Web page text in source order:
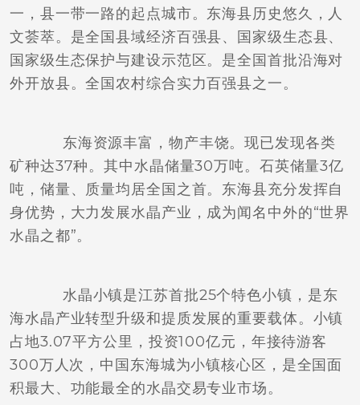
一，县一带一路的起点城市。东海县历史悠久，人
文荟萃。是全国县域经济百强县、国家级生态县、
国家级生态保护与建设示范区。是全国首批沿海对
外开放县。全国农村综合实力百强县之一。
东海资源丰富，物产丰饶。现已发现各类
矿种达37种。其中水晶储量30万吨。石英储量3亿
吨，储量、质量均居全国之首。东海县充分发挥自
身优势，大力发展水晶产业，成为闻名中外的“世界
水晶之都”。
水晶小镇是江苏首批25个特色小镇，是东
海水晶产业转型升级和提质发展的重要载体。小镇
占地3.07平方公里，投资100亿元，年接待游客
300万人次，中国东海城为小镇核心区，是全国面
积最大、功能最全的水晶交易专业市场。